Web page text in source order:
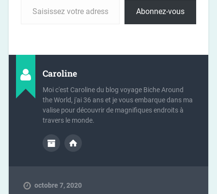
Abonnez-vous
Caroline
Moi c'est Caroline du blog voyage Biche Around
the World, j'ai 36 ans et je vous embarque dans ma
valise pour découvrir de magnifiques endroits à
travers le monde.
octobre 7, 2020